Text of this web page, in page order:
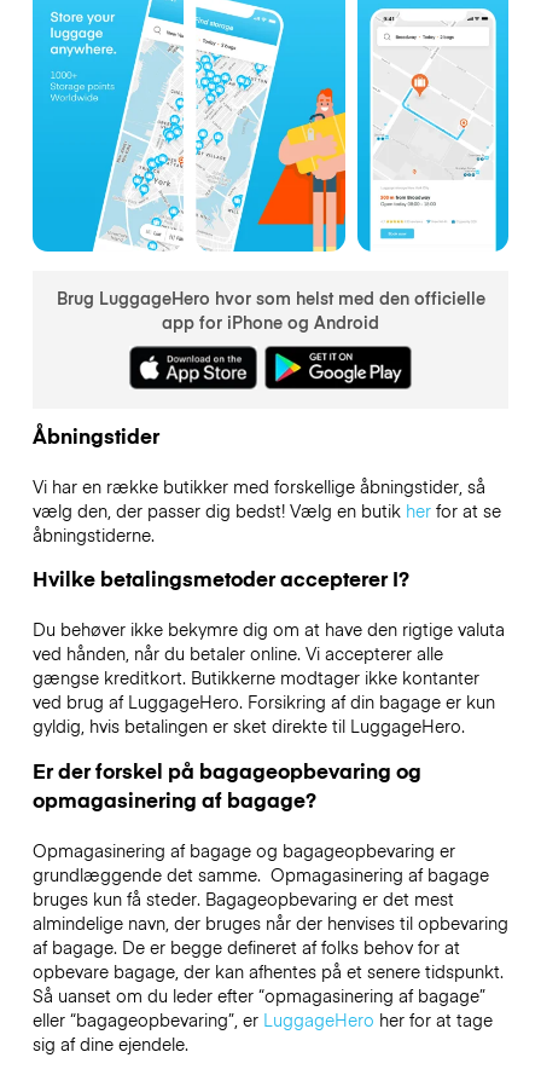
Brug LuggageHero hvor som helst med den officielle
app for iPhone og Android
Åbningstider
Vi har en række butikker med forskellige åbningstider, så
vælg den, der passer dig bedst! Vælg en butik herfor at se
åbningstiderne.
Hvilke betalingsmetoder accepterer I?
Du behøver ikke bekymre dig om at have den rigtige valuta
ved hånden, når du betaler online. Vi accepterer alle
gængse kreditkort. Butikkerne modtager ikke kontanter
ved brug af LuggageHero. Forsikring af din bagage er kun
gyldig, hvis betalingen er sket direkte til LuggageHero.
Er der forskel på bagageopbevaring og
opmagasinering af bagage?
Opmagasinering af bagage og bagageopbevaring er
grundlæggende det samme. Opmagasinering af bagage
bruges kun få steder. Bagageopbevaring er det mest
almindelige navn, der bruges når der henvises til opbevaring
af bagage. De er begge defineret af folks behov for at
opbevare bagage, der kan afhentes på et senere tidspunkt.
Så uanset om du leder efter “opmagasinering af bagage”
eller “bagageopbevaring”, erLuggageHero her for at tage
sig af dine ejendele.